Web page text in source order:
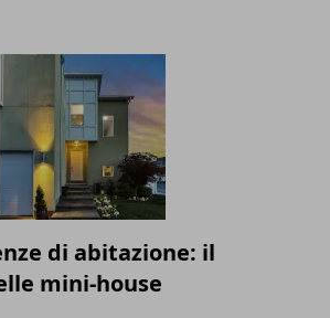
di abitazione: il
mini-house